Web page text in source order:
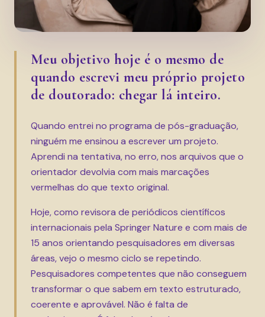
Meu objetivo hoje é o mesmo de
quando escrevi meu próprio projeto
de doutorado: chegar lá inteiro.
Quando entrei no programa de pós-graduação,
ninguém me ensinou a escrever um projeto.
Aprendi na tentativa, no erro, nos arquivos que o
orientador devolvia com mais marcações
vermelhas do que texto original.
Hoje, como revisora de periódicos científicos
internacionais pela Springer Nature e com mais de
15 anos orientando pesquisadores em diversas
áreas, vejo o mesmo ciclo se repetindo.
Pesquisadores competentes que não conseguem
transformar o que sabem em texto estruturado,
coerente e aprovável. Não é falta de